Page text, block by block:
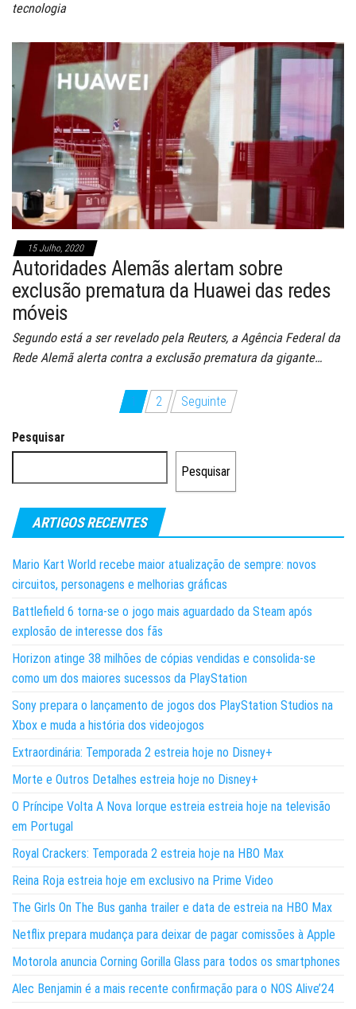
tecnologia
15 Julho, 2020
Autoridades Alemãs alertam sobre
exclusão prematura da Huawei das redes
móveis
Segundo está a ser revelado pela Reuters, a Agência Federal da
Rede Alemã alerta contra a exclusão prematura da gigante…
dos
conteúdos
1 2 Seguinte
Pesquisar
Pesquisar
ARTIGOS RECENTES
Mario Kart World recebe maior atualização de sempre: novos
circuitos, personagens e melhorias gráficas
Battlefield 6 torna-se o jogo mais aguardado da Steam após
explosão de interesse dos fãs
Horizon atinge 38 milhões de cópias vendidas e consolida-se
como um dos maiores sucessos da PlayStation
Sony prepara o lançamento de jogos dos PlayStation Studios na
Xbox e muda a história dos videojogos
Extraordinária: Temporada 2 estreia hoje no Disney+
Morte e Outros Detalhes estreia hoje no Disney+
O Príncipe Volta A Nova Iorque estreia estreia hoje na televisão
em Portugal
Royal Crackers: Temporada 2 estreia hoje na HBO Max
Reina Roja estreia hoje em exclusivo na Prime Video
The Girls On The Bus ganha trailer e data de estreia na HBO Max
Netflix prepara mudança para deixar de pagar comissões à Apple
Motorola anuncia Corning Gorilla Glass para todos os smartphones
Alec Benjamin é a mais recente confirmação para o NOS Alive’24